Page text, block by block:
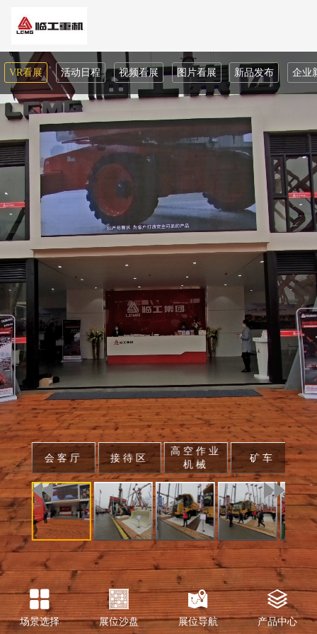
会客厅 接待区
高空作业
机械
矿车
VR看展 活动日程 视频看展 图片看展 新品发布 企业
场景选择 展位沙盘 展位导航 产品中心